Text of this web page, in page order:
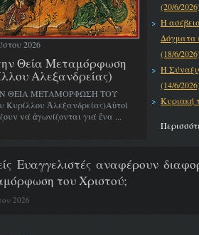
2026
Θεία Μεταμόρφωση
Αλεξανδρείας)
ΘΕΙΑ ΜΕΤΑΜΟΡΦΩΣΗ ΤΟΥ
Ἀλεξανδρείας)Αὐτοί
νά ἀγωνίζονται γιά ἕνα ...
(20/6/
Η
Δόγματα
(18/6/
Η
(14/6/
Κυριακή
Ευαγγελιστές αναφέρουν
του Χριστού;
2026